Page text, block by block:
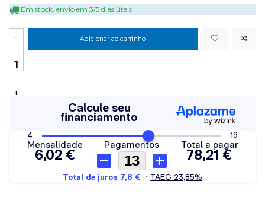
Em stock, envio em 3/5 dias úteis
-
+
Adicionar ao carrinho